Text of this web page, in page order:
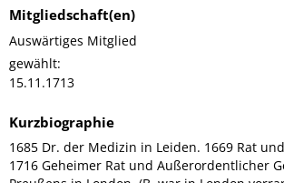
Mitgliedschaft(en)
Auswärtiges Mitglied
gewählt:
15.11.1713
Kurzbiographie
1685 Dr. der Medizin in Leiden. 1669 Rat
1716 Geheimer Rat und Außerordentlicher